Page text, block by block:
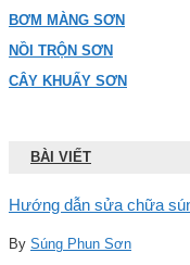
BƠM MÀNG SƠN
NỒI TRỘN SƠN
CÂY KHUẤY SƠN
BÀI VIẾT
Hướng dẫn sửa chữa
By Súng Phun Sơn